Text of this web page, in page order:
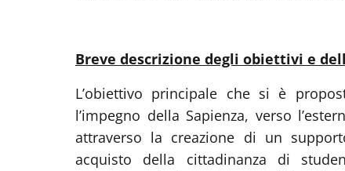
Breve descrizione degli obiettivi e
L’obiettivo principale che si è
l’impegno della Sapienza, verso
attraverso la creazione di un
acquisto della cittadinanza di